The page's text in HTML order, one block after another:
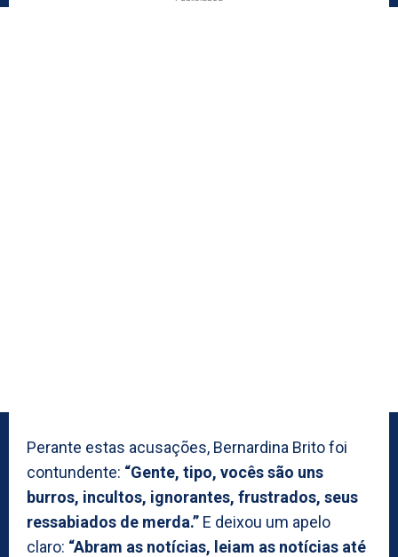
Perante estas acusações, Bernardina Brito foi
contundente: “Gente, tipo, vocês são uns
burros, incultos, ignorantes, frustrados, seus
ressabiados de merda.” E deixou um apelo
claro: “Abram as notícias, leiam as notícias até